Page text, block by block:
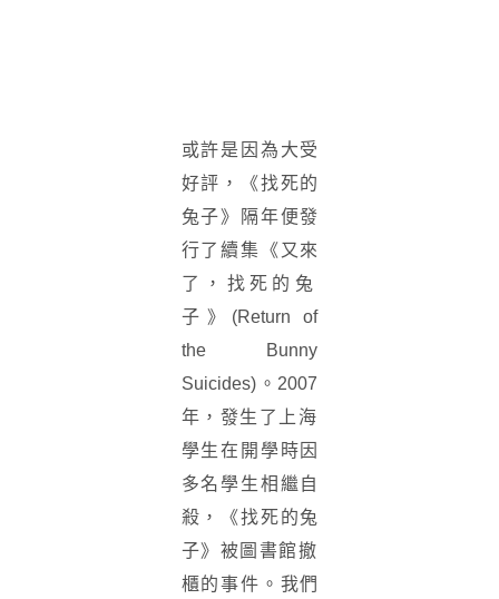
或許是因為大受
好評，《找死的
兔子》隔年便發
行了續集《又來
了， 找死的兔
子》(Return of
the Bunny
Suicides)。2007
年， 發生了上海
學生在開學時因
多名學生相繼自
殺，《找死的兔
子》 被圖書館撤
櫃的事件。我們